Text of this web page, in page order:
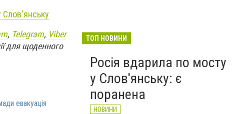
Слов'янську
, Telegram, Viber
для щоденного
евакуація
великої війни: 7 серпня
ТОП НОВИНИ
Росія вдарила по мосту
у Слов'янську: є
поранена
НОВИНИ